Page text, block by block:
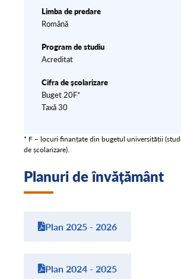
Limba de predare
Română
Program de studiu
Acreditat
Cifra de școlarizare
Buget 20F*
Taxă 30
* F – locuri finanțate din bugetul universității
de școlarizare).
Planuri de învățământ
Plan 2025 - 2026
Plan 2024 - 2025